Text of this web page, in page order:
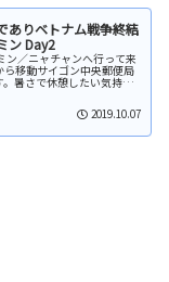
ありベトナム戦争終結
ン Day2
／ニャチャンへ行って来
移動サイゴン中央郵便局
暑さで休憩したい気持ち
2019.10.07